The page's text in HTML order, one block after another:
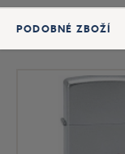
PODOBNÉ ZBOŽÍ